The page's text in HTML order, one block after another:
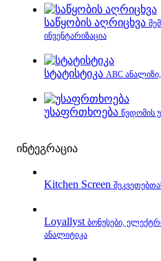
საწყობის აღრიცხვა
ინვენტარიზაცია
სტატისტიკა ABC
უსაფრთხოება წვდომის
ინტეგრაცია
Kitchen Screen
Loyallyst ბონუსები,
ანალიტიკა